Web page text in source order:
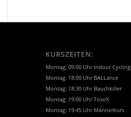
KURSZEITEN:
Montag: 09:00 Uhr Indoor Cycling
Montag: 18:00 Uhr BALLance
Montag: 18:30 Uhr Bauchkiller
Montag: 19:00 Uhr TosoX
Montag: 19:45 Uhr Männerkurs